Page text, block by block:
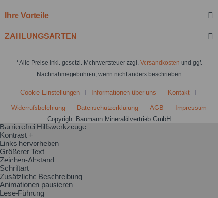
Ihre Vorteile
ZAHLUNGSARTEN
* Alle Preise inkl. gesetzl. Mehrwertsteuer zzgl. Versandkosten und ggf.
Nachnahmegebühren, wenn nicht anders beschrieben
Cookie-Einstellungen Informationen über uns Kontakt
Widerrufsbelehrung Datenschutzerklärung AGB
Impressum
Copyright Baumann Mineralölvertrieb GmbH
Barrierefrei Hilfswerkzeuge
Kontrast +
Links hervorheben
Größerer Text
Zeichen-Abstand
Schriftart
Zusätzliche Beschreibung
Animationen pausieren
Lese-Führung